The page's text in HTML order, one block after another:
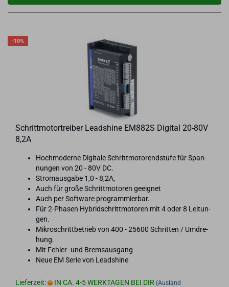
-10%
Schritt­mo­tor­trei­ber Lead­shi­ne EM882S Di­gi­tal 20-​80V
8,2A
Hoch­mo­der­ne Di­gi­ta­le Schritt­mo­to­rend­stu­fe für Span­
nun­gen von 20 - 80V DC.
Strom­aus­ga­be 1,0 - 8,2A,
Auch für große Schritt­mo­to­ren ge­eig­net
Auch per Soft­ware pro­gram­mier­bar.
Für 2-​Phasen Hy­brid­schritt­mo­to­ren mit 4 oder 8 Lei­tun­
gen.
Mi­kro­schritt­be­trieb von 400 - 25600 Schrit­ten / Um­dre­
hung.
Mit Fehler-​ und Brems­aus­gang
Neue EM Serie von Leadshi­ne
Lieferzeit: IN CA. 4-5 WERKTAGEN BEI DIR (Ausland